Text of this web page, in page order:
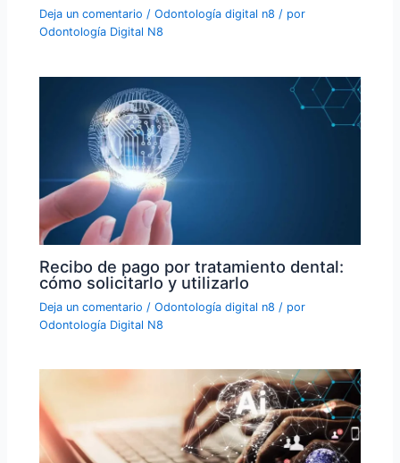
Deja un comentario /Odontología digital n8 / por
Odontología Digital N8
Recibo de pago por tratamiento dental:
cómo solicitarlo y utilizarlo
Deja un comentario /Odontología digital n8 / por
Odontología Digital N8